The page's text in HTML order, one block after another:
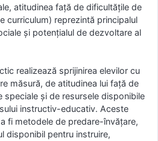
atitudinea faţă de dificultăţile de
curriculum) reprezintă principalul
şi potenţialul de dezvoltare al
realizează sprijinirea elevilor cu
măsură, de atitudinea lui faţă de
speciale şi de resursele disponibile
instructiv-educativ. Aceste
fi metodele de predare-învăţare,
disponibil pentru instruire,